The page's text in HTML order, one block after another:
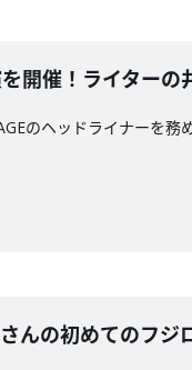
開催！ライター
のヘッドライナーを
んの初めてのフジ